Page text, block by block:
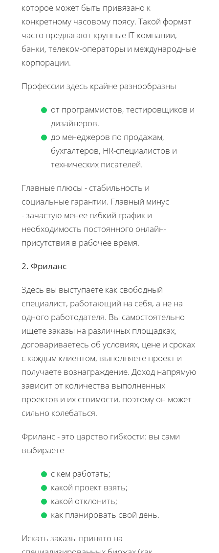
которое может быть привязано к
конкретному часовому поясу. Такой формат
часто предлагают крупные IT-компании,
банки, телеком-операторы и международные
корпорации.
Профессии здесь крайне разнообразны
от программистов, тестировщиков и
дизайнеров.
до менеджеров по продажам,
бухгалтеров, HR-специалистов и
технических писателей.
Главные плюсы - стабильность и
социальные гарантии. Главный минус
- зачастую менее гибкий график и
необходимость постоянного онлайн-
присутствия в рабочее время.
2. Фриланс
Здесь вы выступаете как свободный
специалист, работающий на себя, а не на
одного работодателя. Вы самостоятельно
ищете заказы на различных площадках,
договариваетесь об условиях, цене и сроках
с каждым клиентом, выполняете проект и
получаете вознаграждение. Доход напрямую
зависит от количества выполненных
проектов и их стоимости, поэтому он может
сильно колебаться.
Фриланс - это царство гибкости: вы сами
выбираете
с кем работать;
какой проект взять;
какой отклонить;
как планировать свой день.
Искать заказы принято на